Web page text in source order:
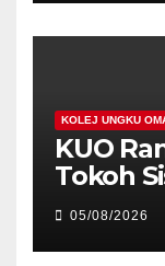
KOLEJ UNGKU
KUO
Tokoh
Holistik
05/08/2026